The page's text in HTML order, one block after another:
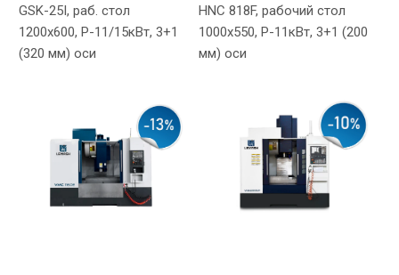
GSK-25I, раб. стол
1200х600, Р-11/15кВт, 3+1
(320 мм) оси
HNC 818F, рабочий стол
1000х550, Р-11кВт, 3+1 (200
мм) оси